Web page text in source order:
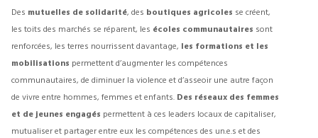
Des mutuelles de solidarité, des boutiques agricoles se créent,
les toits des marchés se réparent, les écoles communautaires sont
renforcées, les terres nourrissent davantage, les formations et les
mobilisations permettent d’augmenter les compétences
communautaires, de diminuer la violence et d’asseoir une autre façon
de vivre entre hommes, femmes et enfants. Des réseaux des femmes
et de jeunes engagés permettent à ces leaders locaux de capitaliser,
mutualiser et partager entre eux les compétences des un.e.s et des